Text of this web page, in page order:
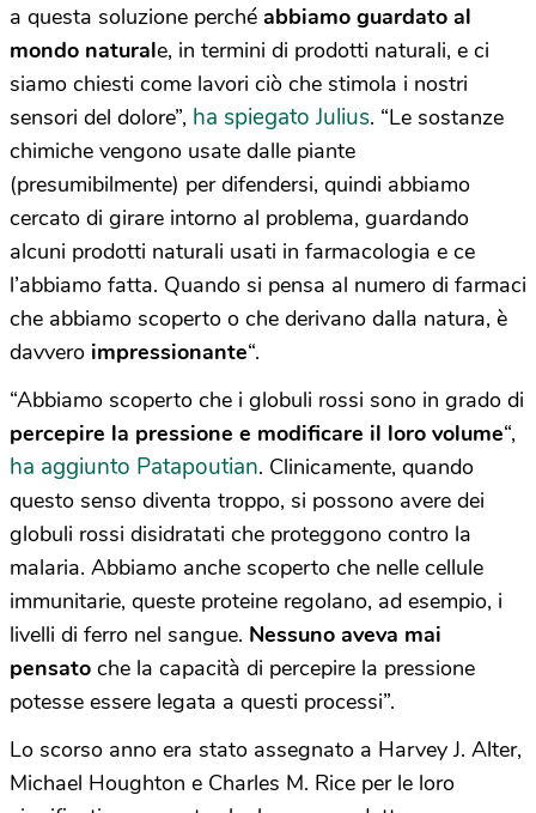
a questa soluzione perché abbiamo guardato al
mondo naturale, in termini di prodotti naturali, e ci
siamo chiesti come lavori ciò che stimola i nostri
sensori del dolore”, ha spiegato Julius. “Le sostanze
chimiche vengono usate dalle piante
(presumibilmente) per difendersi, quindi abbiamo
cercato di girare intorno al problema, guardando
alcuni prodotti naturali usati in farmacologia e ce
l’abbiamo fatta. Quando si pensa al numero di farmaci
che abbiamo scoperto o che derivano dalla natura, è
davvero impressionante“.
“Abbiamo scoperto che i globuli rossi sono in grado di
percepire la pressione e modificare il loro volume“,
ha aggiunto Patapoutian. Clinicamente, quando
questo senso diventa troppo, si possono avere dei
globuli rossi disidratati che proteggono contro la
malaria. Abbiamo anche scoperto che nelle cellule
immunitarie, queste proteine regolano, ad esempio, i
livelli di ferro nel sangue. Nessuno aveva mai
pensato che la capacità di percepire la pressione
potesse essere legata a questi processi”.
Lo scorso anno era stato assegnato a Harvey J. Alter,
Michael Houghton e Charles M. Rice per le loro